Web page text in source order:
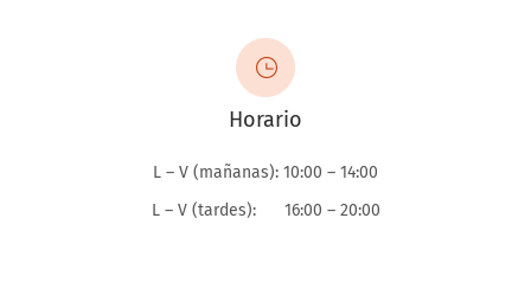
Horario
L – V (mañanas): 10:00 – 14:00
L – V (tardes): 16:00 – 20:00